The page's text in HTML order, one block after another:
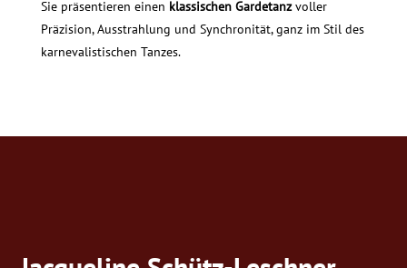
Sie präsentieren einen klassischen Gardetanzvoller
Präzision, Ausstrahlung und Synchronität, ganz im Stil des
karnevalistischen Tanzes.